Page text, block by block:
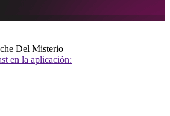
Del Misterio
en la aplicación: